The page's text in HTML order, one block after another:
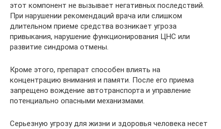
этот компонент не вызывает негативных последствий.
При нарушении рекомендаций врача или слишком
длительном приеме средства возникает угроза
привыкания, нарушение функционирования ЦНС или
развитие синдрома отмены.
Кроме этого, препарат способен влиять на
концентрацию внимания и памяти. После его приема
запрещено вождение автотранспорта и управление
потенциально опасными механизмами.
Серьезную угрозу для жизни и здоровья человека несет